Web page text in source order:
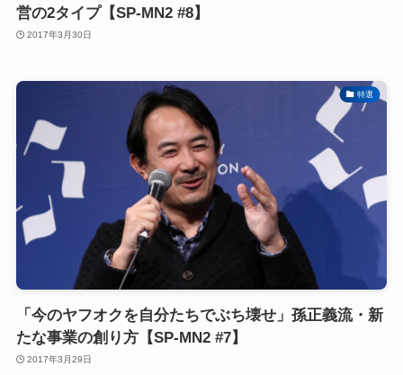
営の2タイプ【SP-MN2 #8】
2017年3月30日
特選
「今のヤフオクを自分たちでぶち壊せ」孫正義流・新
たな事業の創り方【SP-MN2 #7】
2017年3月29日